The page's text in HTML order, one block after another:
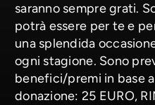
saranno sempre grati.
potrà essere per te e
una splendida
ogni stagione. Sono
benefici/premi in base
donazione: 25 EURO,